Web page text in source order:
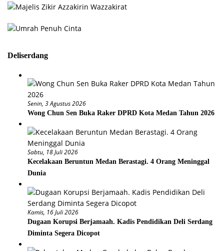
Deliserdang
Senin, 3 Agustus 2026
Wong Chun Sen Buka Raker DPRD Kota Medan Tahun 2026
Sabtu, 18 Juli 2026
Kecelakaan Beruntun Medan Berastagi. 4 Orang Meninggal
Dunia
Kamis, 16 Juli 2026
Dugaan Korupsi Berjamaah. Kadis Pendidikan Deli Serdang
Diminta Segera Dicopot